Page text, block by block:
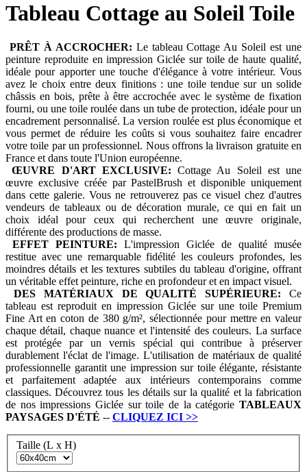
Tableau Cottage au Soleil Toile
PRÊT À ACCROCHER: Le tableau Cottage Au Soleil est une
peinture reproduite en impression Giclée sur toile de haute qualité,
idéale pour apporter une touche d'élégance à votre intérieur. Vous
avez le choix entre deux finitions : une toile tendue sur un solide
châssis en bois, prête à être accrochée avec le système de fixation
fourni, ou une toile roulée dans un tube de protection, idéale pour un
encadrement personnalisé. La version roulée est plus économique et
vous permet de réduire les coûts si vous souhaitez faire encadrer
votre toile par un professionnel. Nous offrons la livraison gratuite en
France et dans toute l'Union européenne.
ŒUVRE D'ART EXCLUSIVE: Cottage Au Soleil est une
œuvre exclusive créée par PastelBrush et disponible uniquement
dans cette galerie. Vous ne retrouverez pas ce visuel chez d'autres
vendeurs de tableaux ou de décoration murale, ce qui en fait un
choix idéal pour ceux qui recherchent une œuvre originale,
différente des productions de masse.
EFFET PEINTURE: L'impression Giclée de qualité musée
restitue avec une remarquable fidélité les couleurs profondes, les
moindres détails et les textures subtiles du tableau d'origine, offrant
un véritable effet peinture, riche en profondeur et en impact visuel.
DES MATÉRIAUX DE QUALITÉ SUPÉRIEURE: Ce
tableau est reproduit en impression Giclée sur une toile Premium
Fine Art en coton de 380 g/m², sélectionnée pour mettre en valeur
chaque détail, chaque nuance et l'intensité des couleurs. La surface
est protégée par un vernis spécial qui contribue à préserver
durablement l'éclat de l'image. L'utilisation de matériaux de qualité
professionnelle garantit une impression sur toile élégante, résistante
et parfaitement adaptée aux intérieurs contemporains comme
classiques. Découvrez tous les détails sur la qualité et la fabrication
de nos impressions Giclée sur toile de la catégorie TABLEAUX
PAYSAGES D'ÉTÉ -- CLIQUEZ ICI >>
Taille (L x H)